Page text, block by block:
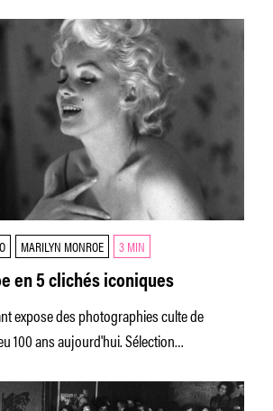
MARILYN MONROE 3 MIN
en 5 clichés iconiques
expose des photographies culte de
100 ans aujourd'hui. Sélection